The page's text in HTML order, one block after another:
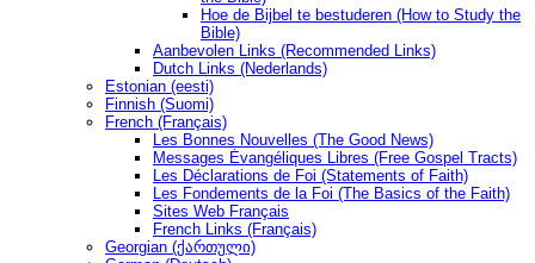
Hoe de Bijbel te bestuderen (How to Study the
Bible)
Aanbevolen Links (Recommended Links)
Dutch Links (Nederlands)
Estonian (eesti)
Finnish (Suomi)
French (Français)
Les Bonnes Nouvelles (The Good News)
Messages Ėvangéliques Libres (Free Gospel Tracts)
Les Déclarations de Foi (Statements of Faith)
Les Fondements de la Foi (The Basics of the Faith)
Sites Web Français
French Links (Français)
Georgian (ქართული)